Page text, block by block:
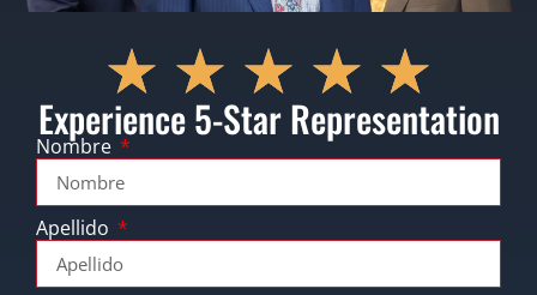
Experience 5-Star Representation
Nombre
Apellido